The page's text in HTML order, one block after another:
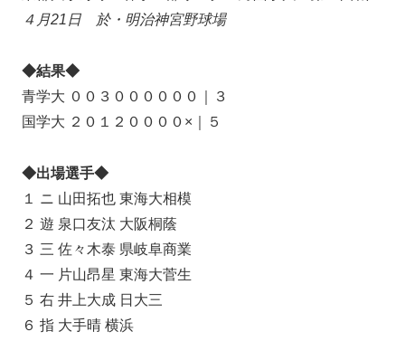
４月21日 於・明治神宮野球場
◆結果◆
青学大 ００３００００００｜３
国学大 ２０１２００００×｜５
◆出場選手◆
１ ニ 山田拓也 東海大相模
２ 遊 泉口友汰 大阪桐蔭
３ 三 佐々木泰 県岐阜商業
４ 一 片山昂星 東海大菅生
５ 右 井上大成 日大三
６ 指 大手晴 横浜